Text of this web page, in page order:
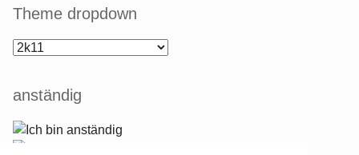
Theme dropdown
anständig